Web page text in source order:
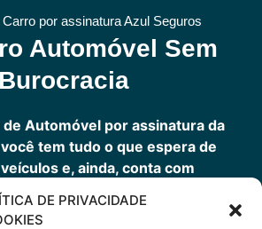
DE PRIVACIDADE
por assinatura Azul Seguros
Automóvel Sem
Burocracia
de Automóvel por assinatura da
tem tudo o que espera de
e, ainda, conta com
disponíveis 24h.
completo com a garantia